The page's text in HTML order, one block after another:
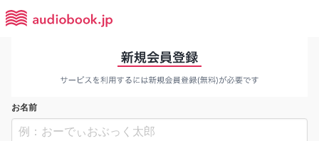
お名前